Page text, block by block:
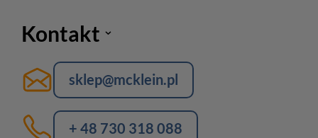
Kontakt
sklep@mcklein.pl
+ 48 730 318 088